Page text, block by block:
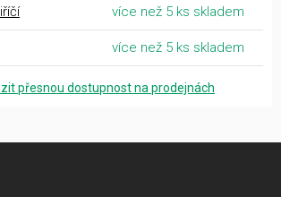
více než 5 ks skladem
více než 5 ks skladem
přesnou dostupnost na prodejnách